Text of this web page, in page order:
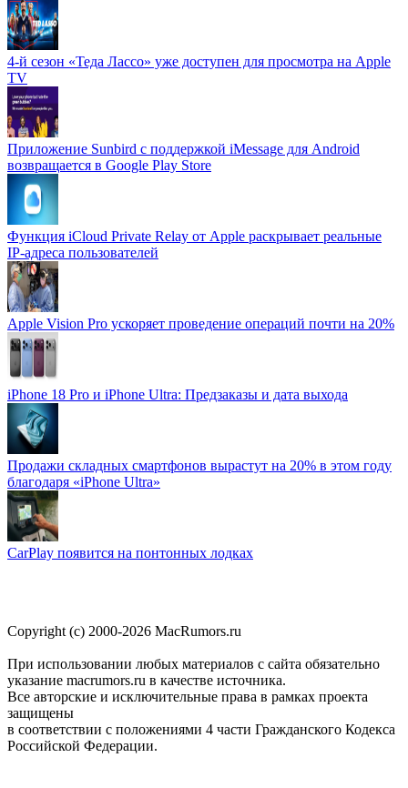
4-й сезон «Теда Лассо» уже доступен для просмотра на Apple
TV
Приложение Sunbird с поддержкой iMessage для Android
возвращается в Google Play Store
Функция iCloud Private Relay от Apple раскрывает реальные
IP-адреса пользователей
Apple Vision Pro ускоряет проведение операций почти на 20%
iPhone 18 Pro и iPhone Ultra: Предзаказы и дата выхода
Продажи складных смартфонов вырастут на 20% в этом году
благодаря «iPhone Ultra»
CarPlay появится на понтонных лодках
Copyright (c) 2000-2026 MacRumors.ru
При использовании любых материалов с сайта обязательно
указание macrumors.ru в качестве источника.
Все авторские и исключительные права в рамках проекта
защищены
в соответствии с положениями 4 части Гражданского Кодекса
Российской Федерации.